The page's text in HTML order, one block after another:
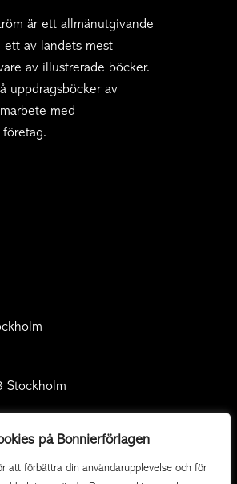
på Bonnierförlagen
att förbättra din användarupplevelse och för
är ett allmänutgivande
ett av landets mest
av illustrerade böcker.
uppdragsböcker av
med
Om Bonnierförlagen